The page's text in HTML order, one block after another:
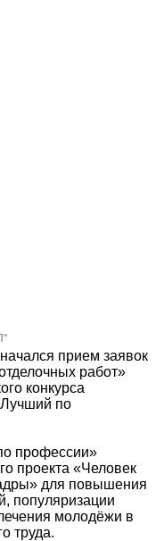
прием заявок
работ»
конкурса
по
профессии»
проекта «Человек
для повышения
популяризации
молодёжи в
труда.